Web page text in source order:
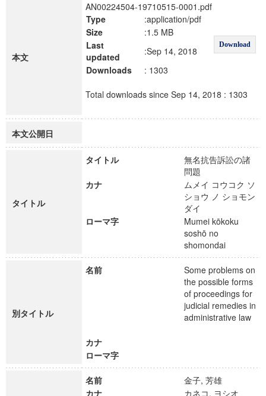
本文
AN00224504-19710515-0001.pdf
Type
:application/pdf
Download
Size
:1.5 MB
Last
updated
:Sep 14, 2018
Downloads
: 1303
Total downloads since Sep 14, 2018 : 1303
本文公開日
タイトル
タイトル
無名抗告訴訟の諸
問題
カナ
ムメイ コウコク ソ
ショウ ノ ショモン
ダイ
ローマ字
Mumei kōkoku
soshō no
shomondai
別タイトル
名前
Some problems on
the possible forms
of proceedings for
judicial remedies in
administrative law
カナ
ローマ字
名前
金子, 芳雄
カナ
カネコ, ヨシオ